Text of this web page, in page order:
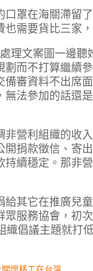
罩在海關滯留
需要貨比三家
理文案圖一邊
而不打算繼續
審資料不出席
法參加的話還
營利組織的收
捐款徵信、寄
續穩定。那非
其它在推廣兒
服務協會，初
織倡議主題就打